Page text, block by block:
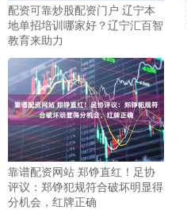
配资可靠炒股配资门户 辽宁本
地单招培训哪家好？辽宁汇百智
教育来助力
靠谱配资网站 郑铮直红！足协
评议：郑铮犯规符合破坏明显得
分机会，红牌正确